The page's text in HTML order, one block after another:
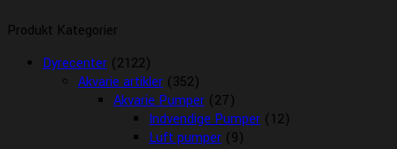
Produkt Kategorier
Dyrecenter (2122)
Akvarie artikler (352)
Akvarie Pumper (27)
Indvendige Pumper (12)
Luft pumper (9)